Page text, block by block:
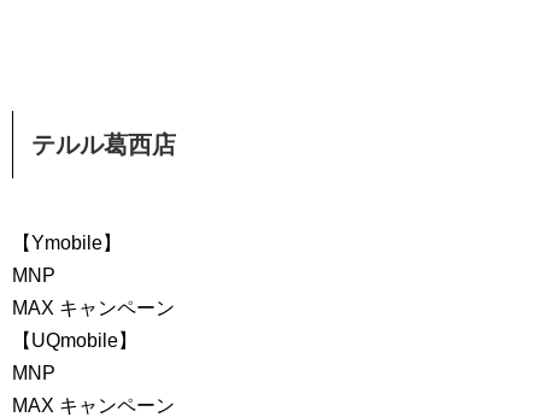
テルル葛西店
【Ymobile】
MNP
MAX キャンペーン
【UQmobile】
MNP
MAX キャンペーン